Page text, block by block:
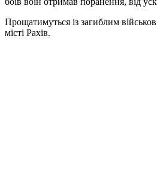
Прощатимуться із загиблим
місті Рахів.